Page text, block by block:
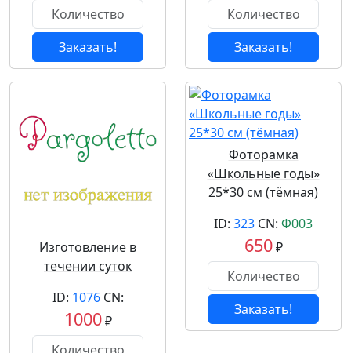
Заказать! Заказать!
Изготовление в
течении суток
ID: 1076CN:
1000₽
Фоторамка
«Школьные годы»
25*30 см (тёмная)
ID: 323 CN: Ф003
650₽
Заказать!